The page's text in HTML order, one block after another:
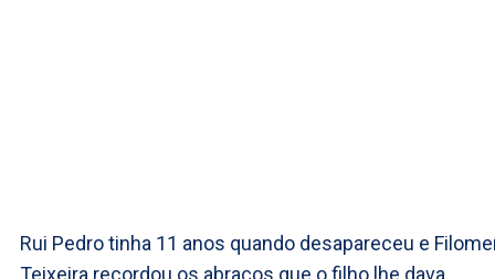
Rui Pedro tinha 11 anos quando desapareceu e
Teixeira recordou os abraços que o filho lhe dava.